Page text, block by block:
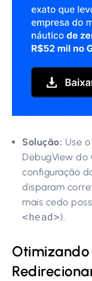
Solução: Use
DebugView
configuração
disparam
mais cedo
<head>).